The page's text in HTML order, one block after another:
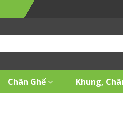
Chân Ghế Khung,